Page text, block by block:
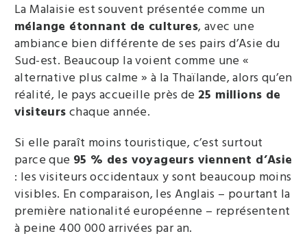
La Malaisie est souvent présentée comme un
mélange étonnant de cultures, avec une
ambiance bien différente de ses pairs d’Asie du
Sud-est. Beaucoup la voient comme une «
alternative plus calme » à la Thaïlande, alors qu’en
réalité, le pays accueille près de 25 millions de
visiteurs chaque année.
Si elle paraît moins touristique, c’est surtout
parce que 95 % des voyageurs viennent d’Asie
: les visiteurs occidentaux y sont beaucoup moins
visibles. En comparaison, les Anglais – pourtant la
première nationalité européenne – représentent
à peine 400 000 arrivées par an.